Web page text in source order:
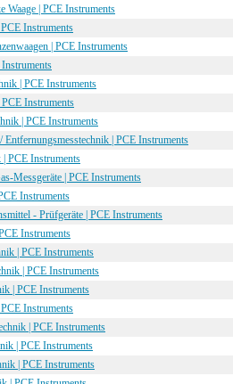
Waage | PCE Instruments
Instruments
| PCE Instruments
Instruments
| PCE Instruments
Instruments
| PCE Instruments
Entfernungsmesstechnik | PCE Instruments
| PCE Instruments
Messgeräte | PCE Instruments
Instruments
- Prüfgeräte | PCE Instruments
Instruments
| PCE Instruments
| PCE Instruments
| PCE Instruments
Instruments
| PCE Instruments
| PCE Instruments
| PCE Instruments